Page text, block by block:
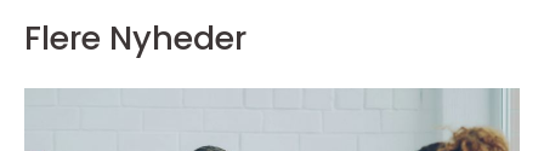
Flere Nyheder